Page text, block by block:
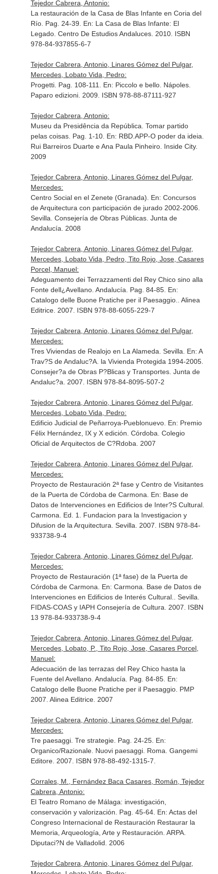
Tejedor Cabrera, Antonio:
La restauración de la Casa de Blas Infante en Coria del
Río. Pag. 24-39. En: La Casa de Blas Infante: El
Legado. Centro De Estudios Andaluces. 2010. ISBN
978-84-937855-6-7
Tejedor Cabrera, Antonio, Linares Gómez del Pulgar,
Mercedes, Lobato Vida, Pedro:
Progetti. Pag. 108-111. En: Piccolo e bello. Nápoles.
Paparo edizioni. 2009. ISBN 978-88-87111-927
Tejedor Cabrera, Antonio:
Museu da Presidência da República. Tomar partido
pelas coisas. Pag. 1-10. En: RBD.APP-O poder da ideia.
Rui Barreiros Duarte e Ana Paula Pinheiro. Inside City.
2009
Tejedor Cabrera, Antonio, Linares Gómez del Pulgar,
Mercedes:
Centro Social en el Zenete (Granada). En: Concursos
de Arquitectura con participación de jurado 2002-2006
Sevilla. Consejería de Obras Públicas. Junta de
Andalucía. 2008
Tejedor Cabrera, Antonio, Linares Gómez del Pulgar,
Mercedes, Lobato Vida, Pedro, Tito Rojo, Jose, Casares
Porcel, Manuel:
Adeguamento dei Terrazzamenti del Rey Chico sino alla
Fonte dell¿Avellano. Andalucía. Pag. 84-85. En:
Catalogo delle Buone Pratiche per il Paesaggio.
. Alinea
Editrice. 2007. ISBN 978-88-6055-229-7
Tejedor Cabrera, Antonio, Linares Gómez del Pulgar,
Mercedes:
Tres Viviendas de Realojo en La Alameda. Sevilla. En: A
Trav?S de Andaluc?A. la Vivienda Protegida 1994-2005.
Consejer?a de Obras P?Blicas y Transportes. Junta de
Andaluc?a. 2007. ISBN 978-84-8095-507-2
Tejedor Cabrera, Antonio, Linares Gómez del Pulgar,
Mercedes, Lobato Vida, Pedro:
Edificio Judicial de Peñarroya-Pueblonuevo. En: Premio
Félix Hernández, IX y X edición . Córdoba. Colegio
Oficial de Arquitectos de C?Rdoba. 2007
Tejedor Cabrera, Antonio, Linares Gómez del Pulgar,
Mercedes:
Proyecto de Restauración 2ª fase y Centro de Visitantes
de la Puerta de Córdoba de Carmona. En: Base de
Datos de Intervenciones en Edificios de Inter?S Cultural.
Carmona . Ed. 1. Fundacion para la Investigacion y
Difusion de la Arquitectura. Sevilla. 2007. ISBN 978-84-
933738-9-4
Tejedor Cabrera, Antonio, Linares Gómez del Pulgar,
Mercedes:
Proyecto de Restauración (1ª fase) de la Puerta de
Córdoba de Carmona. En: Carmona. Base de Datos de
Intervenciones en Edificios de Interés Cultural.
. Sevilla.
FIDAS-COAS y IAPH Consejería de Cultura. 2007. ISBN
13 978-84-933738-9-4
Tejedor Cabrera, Antonio, Linares Gómez del Pulgar,
Mercedes, Lobato, P., Tito Rojo, Jose, Casares Porcel,
Manuel:
Adecuación de las terrazas del Rey Chico hasta la
Fuente del Avellano. Andalucía. Pag. 84-85. En:
Catalogo delle Buone Pratiche per il Paesaggio. PMP
2007 . Alinea Editrice. 2007
Tejedor Cabrera, Antonio, Linares Gómez del Pulgar,
Mercedes:
Tre paesaggi. Tre strategie. Pag. 24-25. En:
Organico/Razionale. Nuovi paesaggi. Roma. Gangemi
Editore. 2007. ISBN 978-88-492-1315-7.
Corrales, M., Fernández Baca Casares, Román, Tejedor
Cabrera, Antonio:
El Teatro Romano de Málaga: investigación,
conservación y valorización. Pag. 45-64. En: Actas del
Congreso Internacional de Restauración Restaurar la
Memoria, Arqueología, Arte y Restauración. ARPA.
Diputaci?N de Valladolid. 2006
Tejedor Cabrera, Antonio, Linares Gómez del Pulgar,